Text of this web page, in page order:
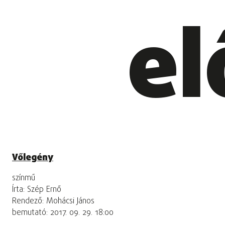
Vőlegény
színmű
Írta: Szép Ernő
Rendező: Mohácsi János
bemutató: 2017. 09. 29. 18:00